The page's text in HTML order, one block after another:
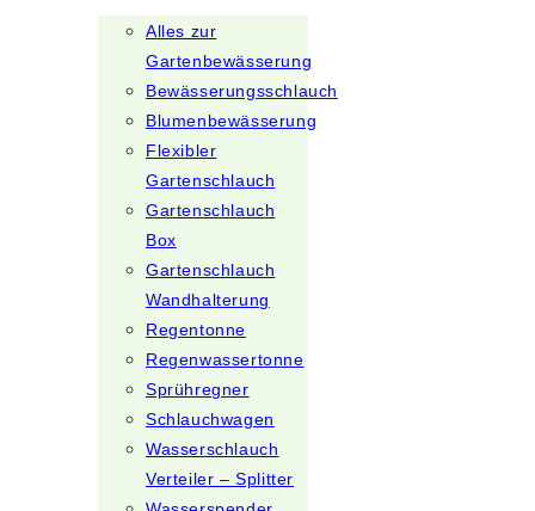
Alles zur
Gartenbewässerung
Bewässerungsschlauch
Blumenbewässerung
Flexibler
Gartenschlauch
Gartenschlauch
Box
Gartenschlauch
Wandhalterung
Regentonne
Regenwassertonne
Sprühregner
Schlauchwagen
Wasserschlauch
Verteiler – Splitter